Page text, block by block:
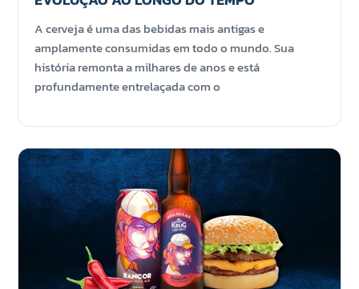
A cerveja é uma das bebidas mais antigas e
amplamente consumidas em todo o mundo. Sua
história remonta a milhares de anos e está
profundamente entrelaçada com o